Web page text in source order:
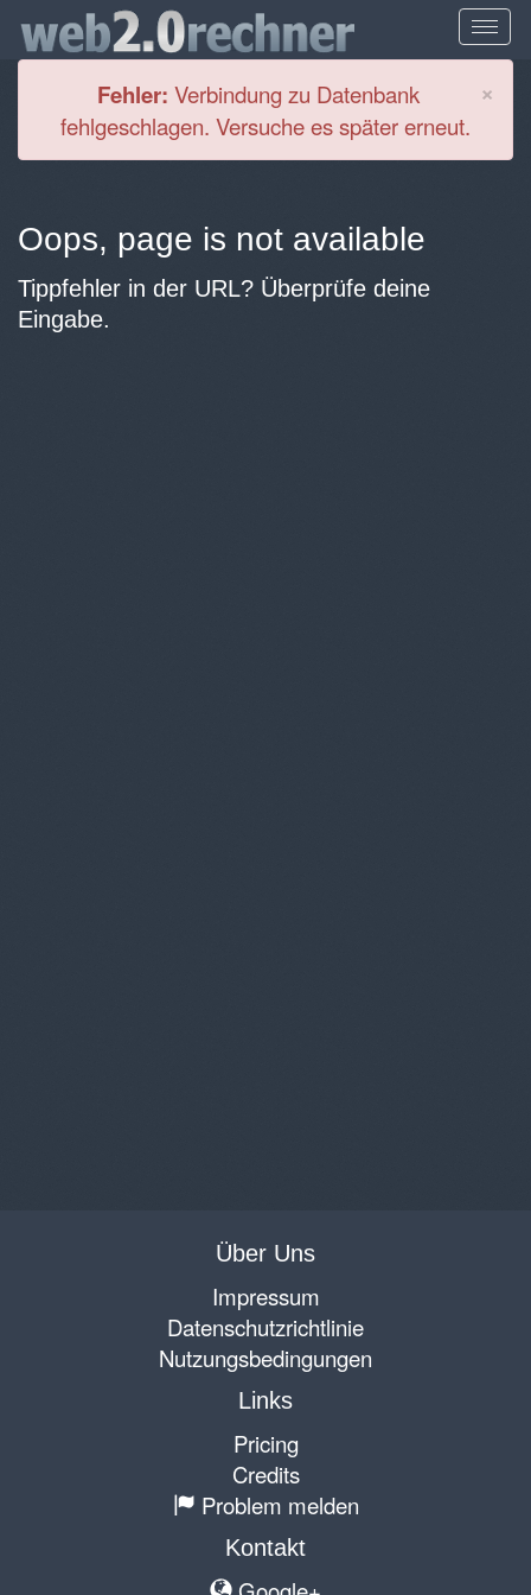
×
Fehler: Verbindung zu Datenbank
fehlgeschlagen. Versuche es später erneut.
Oops, page is not available
Tippfehler in der URL? Überprüfe deine
Eingabe.
Über Uns
Impressum
Datenschutzrichtlinie
Nutzungsbedingungen
Links
Pricing
Credits
Problem melden
Kontakt